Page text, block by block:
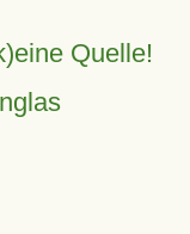
Quelle!